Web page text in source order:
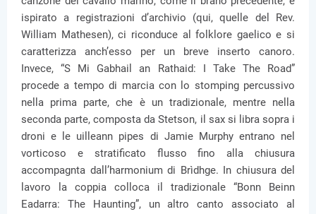
ispirato a registrazioni d’archivio (qui, quelle del Rev.
William Mathesen), ci riconduce al folklore gaelico e si
caratterizza anch’esso per un breve inserto canoro.
Invece, “S Mi Gabhail an Rathaid: I Take The Road”
procede a tempo di marcia con lo stomping percussivo
nella prima parte, che è un tradizionale, mentre nella
seconda parte, composta da Stetson, il sax si libra sopra i
droni e le uilleann pipes di Jamie Murphy entrano nel
vorticoso e stratificato flusso fino alla chiusura
accompagnta dall’harmonium di Brìdhge. In chiusura del
lavoro la coppia colloca il tradizionale “Bonn Beinn
Eadarra: The Haunting”, un altro canto associato al